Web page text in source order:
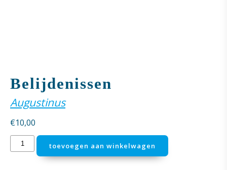
Belijdenissen
Augustinus
€10,00
Belijdenissen
aantal
toevoegen aan winkelwagen